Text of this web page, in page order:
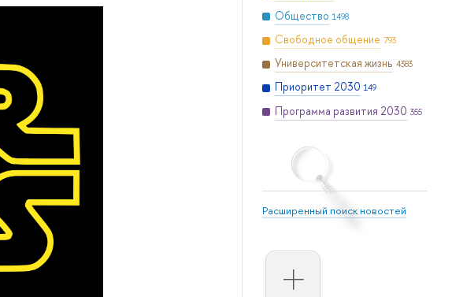
Общество 1498
Свободное общение 793
Университетская жизнь 4383
Приоритет 2030 149
Программа развития 2030 355
Расширенный поиск новостей